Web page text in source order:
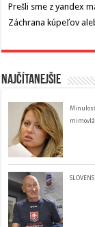
Prešli sme z yandex
Záchrana kúpeľov
Najčítanejšie